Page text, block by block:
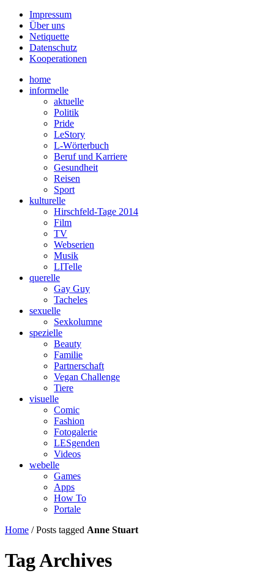
Impressum
Über uns
Netiquette
Datenschutz
Kooperationen
home
informelle
aktuelle
Politik
Pride
LeStory
L-Wörterbuch
Beruf und Karriere
Gesundheit
Reisen
Sport
kulturelle
Hirschfeld-Tage 2014
Film
TV
Webserien
Musik
LITelle
querelle
Gay Guy
Tacheles
sexuelle
Sexkolumne
spezielle
Beauty
Familie
Partnerschaft
Vegan Challenge
Tiere
visuelle
Comic
Fashion
Fotogalerie
LESgenden
Videos
webelle
Games
Apps
How To
Portale
Home /Posts tagged Anne Stuart
Tag Archives